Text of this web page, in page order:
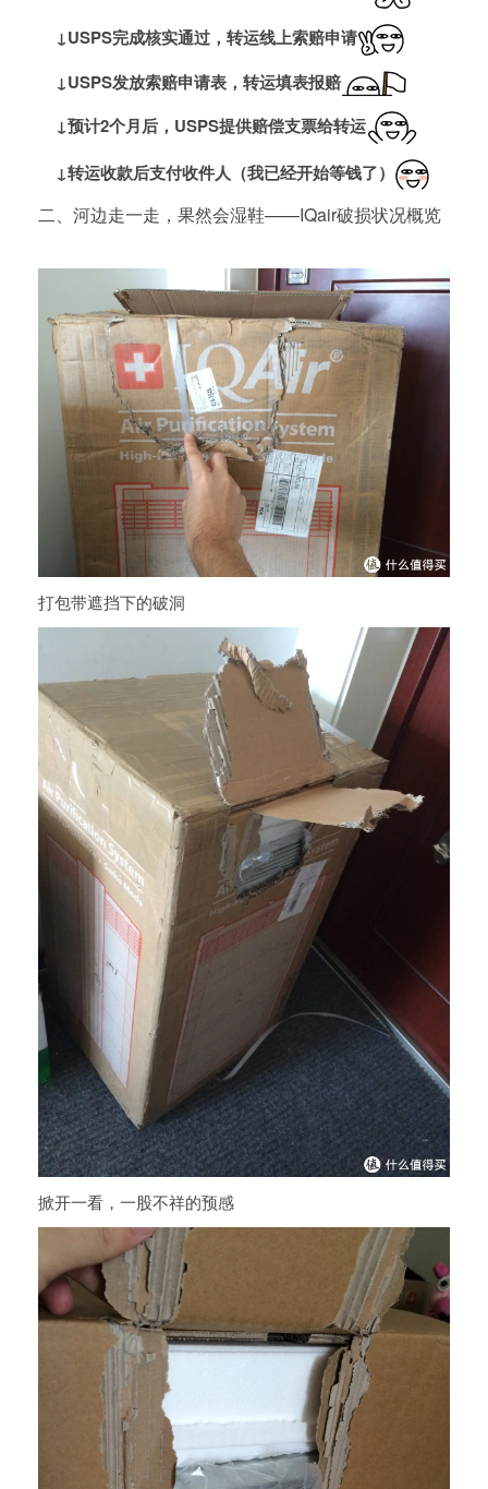
↓USPS完成核实通过，转运线上索赔申请
↓USPS发放索赔申请表，转运填表报赔
↓预计2个月后，USPS提供赔偿支票给转运
↓转运收款后支付收件人（我已经开始等钱了）
二、河边走一走，果然会湿鞋——IQair破损状况概览
打包带遮挡下的破洞
掀开一看，一股不祥的预感